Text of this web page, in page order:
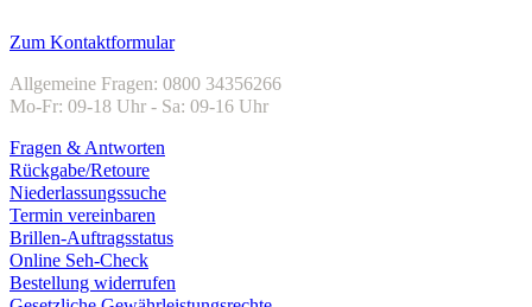
Zum Kontaktformular
Allgemeine Fragen: 0800 34356266
Mo-Fr: 09-18 Uhr - Sa: 09-16 Uhr
Fragen & Antworten
Rückgabe/Retoure
Niederlassungssuche
Termin vereinbaren
Brillen-Auftragsstatus
Online Seh-Check
Bestellung widerrufen